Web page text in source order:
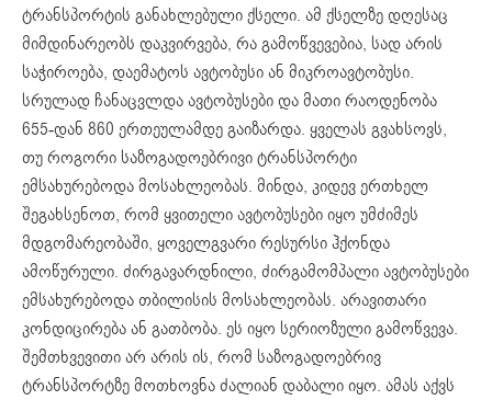
ტრანსპორტის განახლებული ქსელი. ამ ქსელზე დღესაც
მიმდინარეობს დაკვირვება, რა გამოწვევებია, სად არის
საჭიროება, დაემატოს ავტობუსი ან მიკროავტობუსი.
სრულად ჩანაცვლდა ავტობუსები და მათი რაოდენობა
655-დან 860 ერთეულამდე გაიზარდა. ყველას გვახსოვს,
თუ როგორი საზოგადოებრივი ტრანსპორტი
ემსახურებოდა მოსახლეობას. მინდა, კიდევ ერთხელ
შეგახსენოთ, რომ ყვითელი ავტობუსები იყო უმძიმეს
მდგომარეობაში, ყოველგვარი რესურსი ჰქონდა
ამოწურული. ძირგავარდნილი, ძირგამომპალი ავტობუსები
ემსახურებოდა თბილისის მოსახლეობას. არავითარი
კონდიცირება ან გათბობა. ეს იყო სერიოზული გამოწვევა.
შემთხვევითი არ არის ის, რომ საზოგადოებრივ
ტრანსპორტზე მოთხოვნა ძალიან დაბალი იყო. ამას აქვს